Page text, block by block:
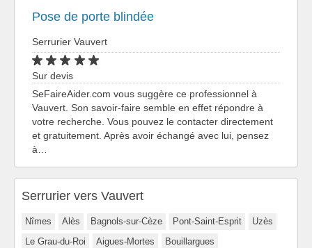
Pose de porte blindée
Serrurier Vauvert
Sur devis
SeFaireAider.com vous suggère ce professionnel à
Vauvert. Son savoir-faire semble en effet répondre à
votre recherche. Vous pouvez le contacter directement
et gratuitement. Après avoir échangé avec lui, pensez
à…
Serrurier vers Vauvert
Nîmes Alès Bagnols-sur-Cèze Pont-Saint-Esprit
Uzès
Le Grau-du-Roi
Aigues-Mortes
Bouillargues